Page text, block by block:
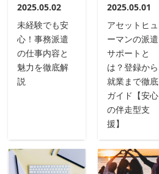
2025.05.02
未経験でも安
心！事務派遣
の仕事内容と
魅力を徹底解
説
2025.05.01
アセットヒュ
ーマンの派遣
サポートと
は？登録から
就業まで徹底
ガイド【安心
の伴走型支
援】